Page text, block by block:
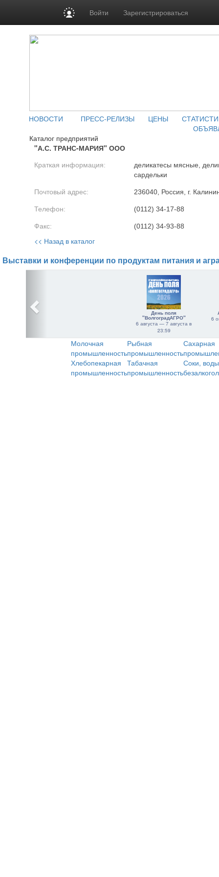
Войти Зарегистрироваться
НОВОСТИ ПРЕСС-РЕЛИЗЫ ЦЕНЫ
Каталог предприятий
"А.С. ТРАНС-МАРИЯ" ООО
Краткая информация:
деликатесы мясные,
сардельки
Почтовый адрес: 236040, Россия, г.
Телефон: (0112) 34-17-88
Факс: (0112) 34-93-88
<< Назад в каталог
Выставки и конференции по продуктам питания и
День поля
"ВолгоградАГРО"
6 августа — 7 августа в
23:59
6
Молочная
промышленность
Рыбная
промышленность
Сахарная
Хлебопекарная
промышленность
Табачная
промышленность
Соки,